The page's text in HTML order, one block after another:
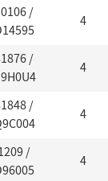
/
4
/
4
/
4
/
4